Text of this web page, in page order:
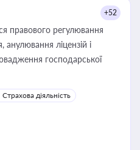
+52
правового регулювання
ліцензій і
господарської
Страхова діяльність